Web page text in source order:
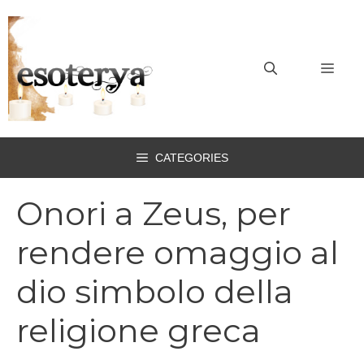
al
contenuto
CATEGORIES
Onori a Zeus, per
rendere omaggio al
dio simbolo della
religione greca